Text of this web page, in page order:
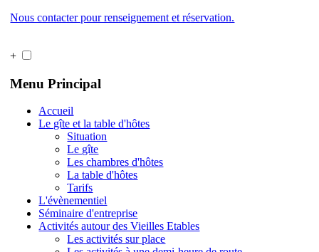
Nous contacter pour renseignement et réservation.
+
Menu Principal
Accueil
Le gîte et la table d'hôtes
Situation
Le gîte
Les chambres d'hôtes
La table d'hôtes
Tarifs
L'évènementiel
Séminaire d'entreprise
Activités autour des Vieilles Etables
Les activités sur place